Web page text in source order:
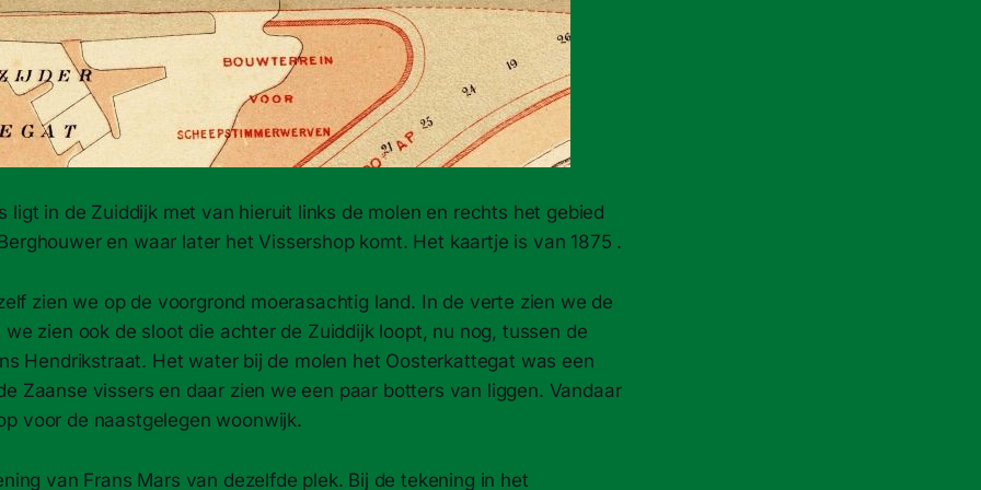
ligt in de Zuiddijk met van hieruit links de molen en rechts het gebied
en waar later het Vissershop komt. Het kaartje is van 1875 .
zien we op de voorgrond moerasachtig land. In de verte zien we de
we zien ook de sloot die achter de Zuiddijk loopt, nu nog, tussen de
Hendrikstraat. Het water bij de molen het Oosterkattegat was een
Zaanse vissers en daar zien we een paar botters van liggen. Vandaar
voor de naastgelegen woonwijk.
van Frans Mars van dezelfde plek. Bij de tekening in het